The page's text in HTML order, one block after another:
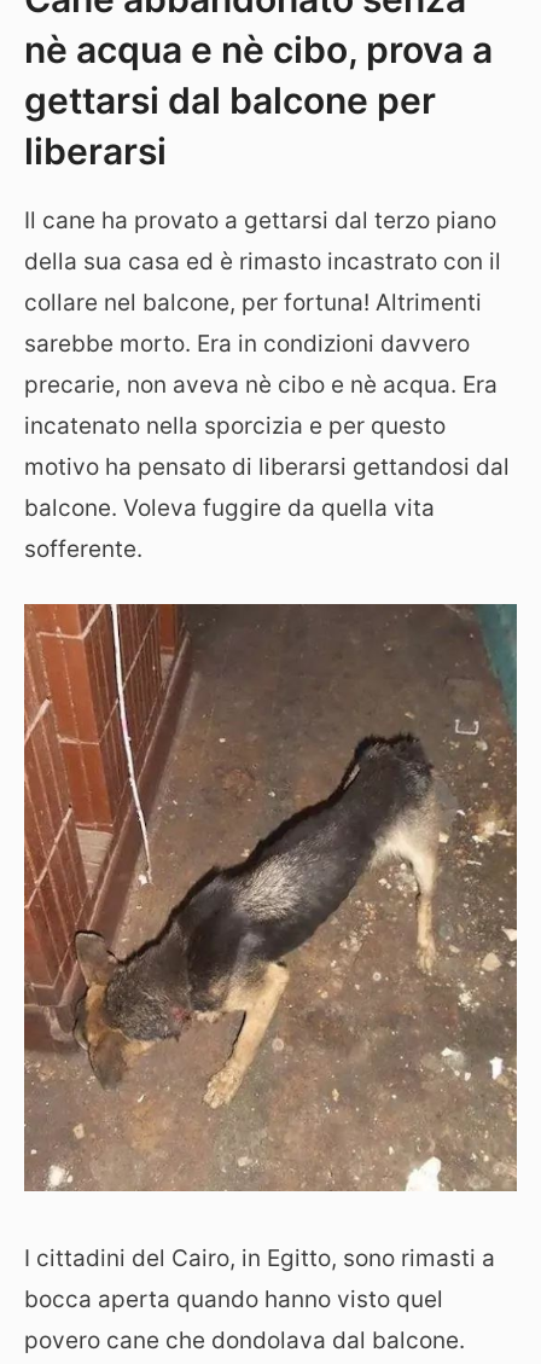
nè acqua e nè cibo, prova a
gettarsi dal balcone per
liberarsi
Il cane ha provato a gettarsi dal terzo piano
della sua casa ed è rimasto incastrato con il
collare nel balcone, per fortuna! Altrimenti
sarebbe morto. Era in condizioni davvero
precarie, non aveva nè cibo e nè acqua. Era
incatenato nella sporcizia e per questo
motivo ha pensato di liberarsi gettandosi dal
balcone. Voleva fuggire da quella vita
sofferente.
I cittadini del Cairo, in Egitto, sono rimasti a
bocca aperta quando hanno visto quel
povero cane che dondolava dal balcone.